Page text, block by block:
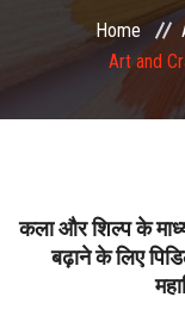
COMMITTEE
PAYMENT
ACTIVITIES
Home
Art and
कला और शिल्प के
बढ़ाने के लिए